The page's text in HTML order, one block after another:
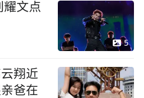
耀文点
5
翔近
爸在